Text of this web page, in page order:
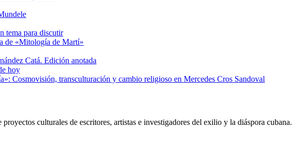
tema para discutir
de «Mitología de Martí»
Catá. Edición anotada
hoy
Cosmovisión, transculturación y cambio religioso en Mercedes Cros Sandoval
culturales de escritores, artistas e investigadores del exilio y la diáspora cubana.